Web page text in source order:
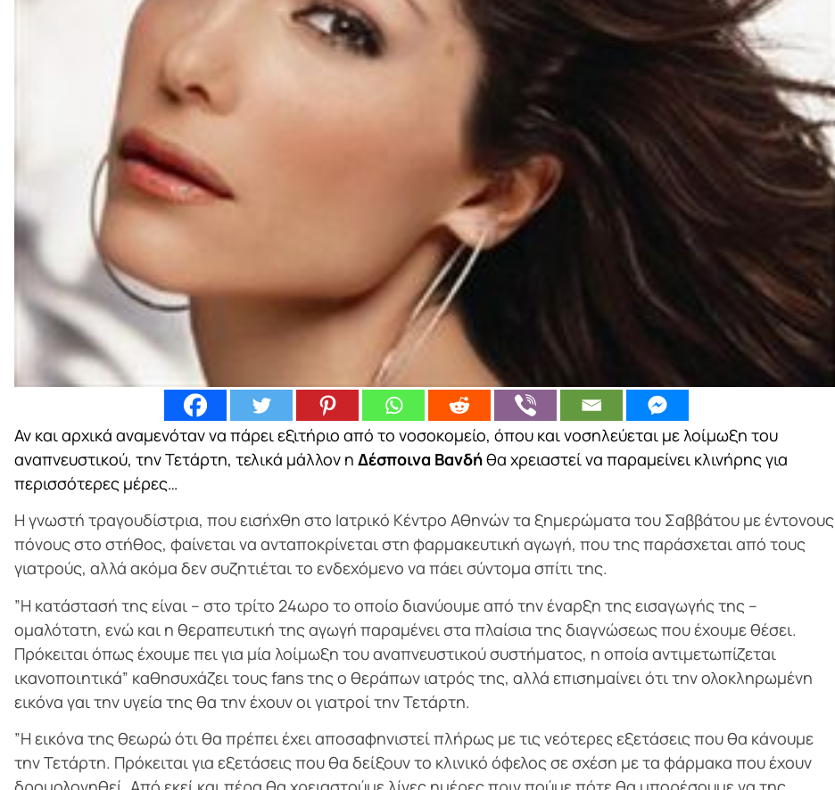
Αν και αρχικά αναμενόταν να πάρει εξιτήριο από το νοσοκομείο, όπου και νοσηλεύεται με λοίμωξη του
αναπνευστικού, την Τετάρτη, τελικά μάλλον η Δέσποινα Βανδήθα χρειαστεί να παραμείνει κλινήρης για
περισσότερες μέρες…
Η γνωστή τραγουδίστρια, που εισήχθη στο Ιατρικό Κέντρο Αθηνών τα ξημερώματα του Σαββάτου με έντονους
πόνους στο στήθος, φαίνεται να ανταποκρίνεται στη φαρμακευτική αγωγή, που της παράσχεται από τους
γιατρούς, αλλά ακόμα δεν συζητιέται το ενδεχόμενο να πάει σύντομα σπίτι της.
”Η κατάστασή της είναι – στο τρίτο 24ωρο το οποίο διανύουμε από την έναρξη της εισαγωγής της –
ομαλότατη, ενώ και η θεραπευτική της αγωγή παραμένει στα πλαίσια της διαγνώσεως που έχουμε θέσει.
Πρόκειται όπως έχουμε πει για μία λοίμωξη του αναπνευστικού συστήματος, η οποία αντιμετωπίζεται
ικανοποιητικά” καθησυχάζει τους fans της ο θεράπων ιατρός της, αλλά επισημαίνει ότι την ολοκληρωμένη
εικόνα γαι την υγεία της θα την έχουν οι γιατροί την Τετάρτη.
”Η εικόνα της θεωρώ ότι θα πρέπει έχει αποσαφηνιστεί πλήρως με τις νεότερες εξετάσεις που θα κάνουμε
την Τετάρτη. Πρόκειται για εξετάσεις που θα δείξουν το κλινικό όφελος σε σχέση με τα φάρμακα που έχουν